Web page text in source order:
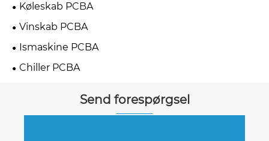
Køleskab PCBA
Vinskab PCBA
Ismaskine PCBA
Chiller PCBA
Send forespørgsel